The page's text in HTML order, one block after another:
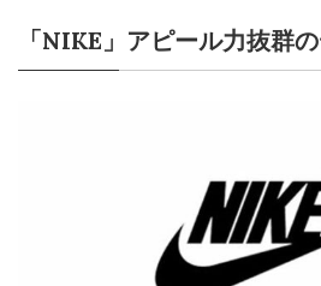
「NIKE」アピール力抜群